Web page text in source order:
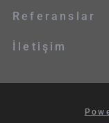
Referanslar
İletişim